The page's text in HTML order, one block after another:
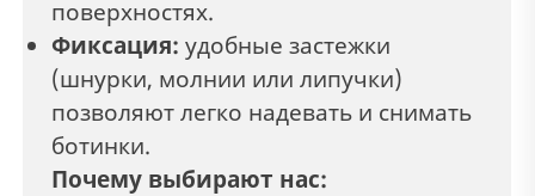
поверхностях.
Фиксация: удобные застежки
(шнурки, молнии или липучки)
позволяют легко надевать и снимать
ботинки.
Почему выбирают нас: